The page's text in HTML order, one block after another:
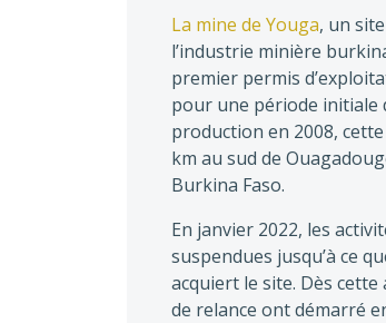
La mine de Youga, un
l’industrie minière
premier permis
pour une période initiale
production en 2008,
km au sud de
Burkina Faso.
En janvier 2022, les
suspendues jusqu’à ce
acquiert le site. Dès
de relance ont démarré